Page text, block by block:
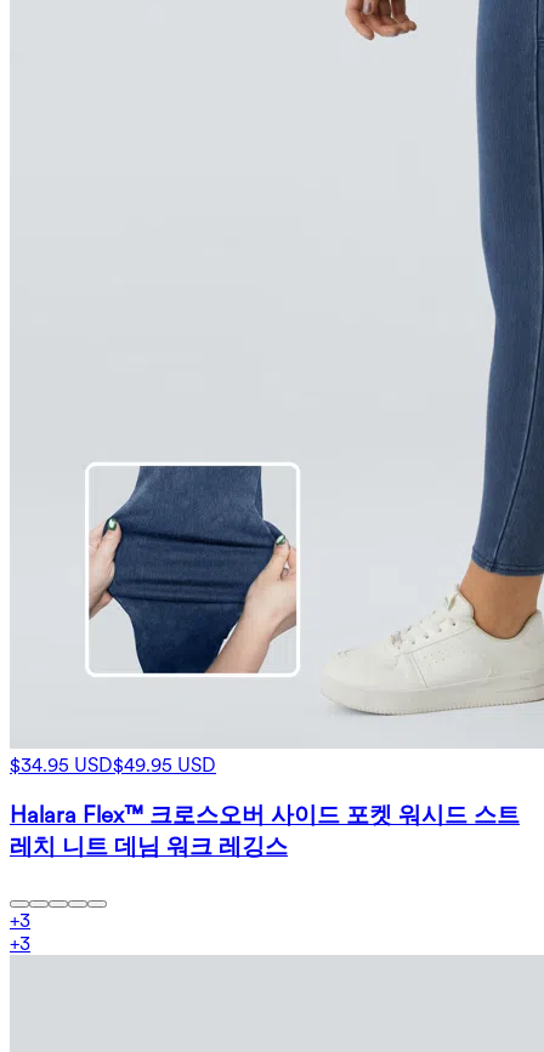
$34.95 USD$49.95 USD
Halara Flex™ 크로스오버 사이드 포켓 워시드 스트
레치 니트 데님 워크 레깅스
+3
+3